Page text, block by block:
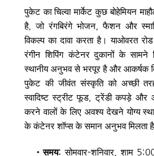
पुकेट का चिल्वा मार्केट कुछ बोहेमियन
है, जो रंगबिरंगे भोजन, फैशन और
विकल्प का दावा करता है। याओवरत
रंगीन शिपिंग कंटेनर दुकानों के सामने
स्थानीय अनुभव से भरपूर है और आकर्षक
पुकेट की जीवंत संस्कृति को अच्छी तरह
स्वादिष्ट स्ट्रीट फूड, ट्रेंडी कपड़े और
करने वालों के लिए अवश्य देखने योग्य
के कंटेनर शॉप्स के समान अनुभव मिलता
समय: सोमवार–शनिवार, शाम